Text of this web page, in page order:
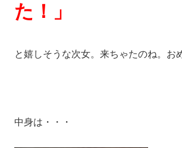
た！」
と嬉しそうな次女。来ちゃたのね。お
中身は・・・